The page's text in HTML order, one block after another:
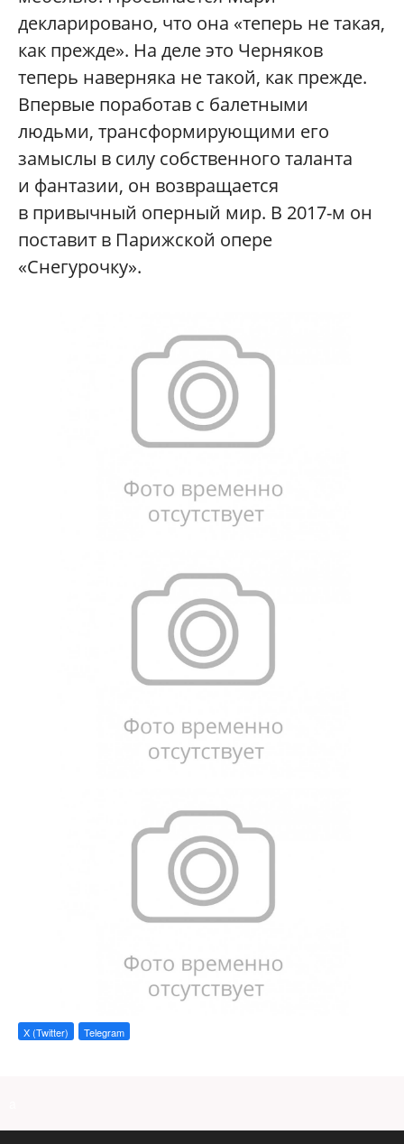
декларировано, что она «теперь не такая,
как прежде». На деле это Черняков
теперь наверняка не такой, как прежде.
Впервые поработав с балетными
людьми, трансформирующими его
замыслы в силу собственного таланта
и фантазии, он возвращается
в привычный оперный мир. В 2017-м он
поставит в Парижской опере
«Снегурочку».
X (Twitter) Telegram